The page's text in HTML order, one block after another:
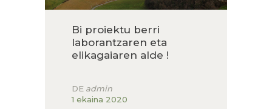
Bi proiektu berri
laborantzaren eta
elikagaiaren alde !
DE admin
1 ekaina 2020